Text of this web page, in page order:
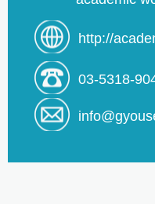
http://
03-5318-